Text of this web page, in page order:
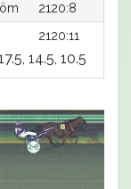
2120:8
2120:11
14.5, 10.5